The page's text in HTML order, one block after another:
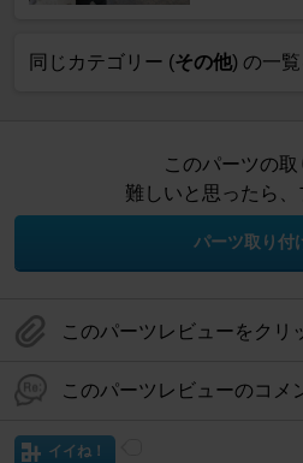
同じカテゴリー (その他) の一
このパーツの
難しいと思ったら、
パーツ取り付
このパーツレビューをクリ
このパーツレビューのコメ
イイね！